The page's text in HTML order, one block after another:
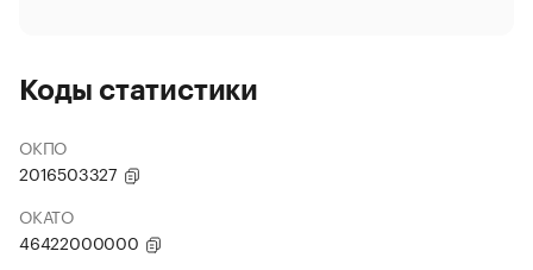
Коды статистики
ОКПО
2016503327
ОКАТО
46422000000